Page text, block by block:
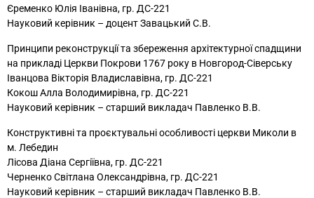
Єременко Юлія Іванівна, гр. ДС-221
Науковий керівник – доцент Завацький С.В.
Принципи реконструкції та збереження архітектурної спадщини
на прикладі Церкви Покрови 1767 року в Новгород-Сіверську
Іванцова Вікторія Владиславівна, гр. ДС-221
Кокош Алла Володимирівна, гр. ДС-221
Науковий керівник – старший викладач Павленко В.В.
Конструктивні та проєктувальні особливості церкви Миколи в
м. Лебедин
Лісова Діана Сергіївна, гр. ДС-221
Черненко Світлана Олександрівна, гр. ДС-221
Науковий керівник – старший викладач Павленко В.В.